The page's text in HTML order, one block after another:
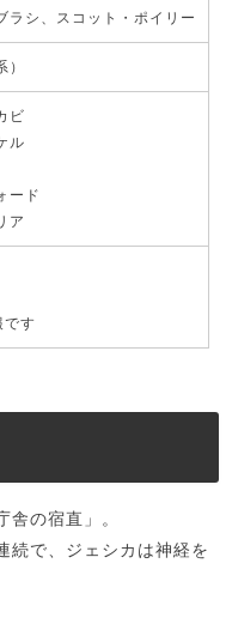
ラシ、スコット・ポイリー
ビ
ル
ード
ア
です
の宿直」。
続で、ジェシカは神経を